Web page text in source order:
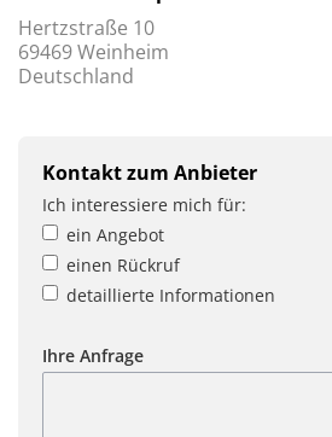
Hertzstraße 10
69469 Weinheim
Deutschland
Kontakt zum Anbieter
Ich interessiere mich für:
ein Angebot
einen Rückruf
detaillierte Informationen
Ihre Anfrage